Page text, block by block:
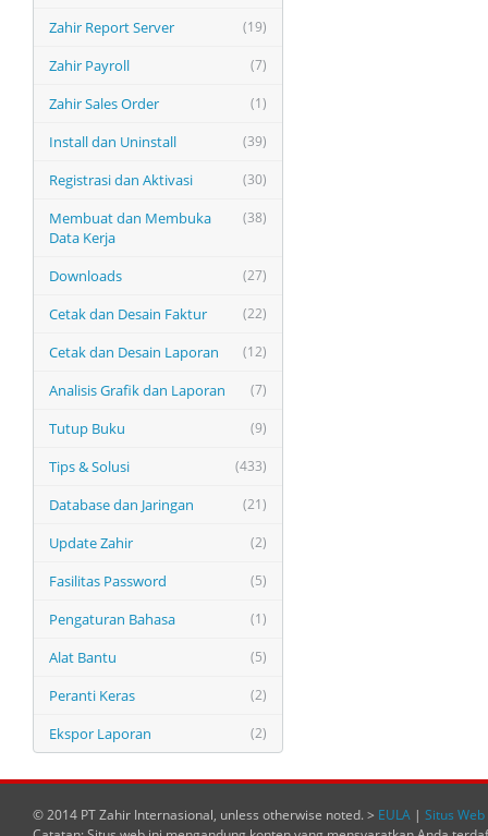
(19)
Zahir Report Server
(7)
Zahir Payroll
(1)
Zahir Sales Order
(39)
Install dan Uninstall
(30)
Registrasi dan Aktivasi
(38)
Membuat dan Membuka
Data Kerja
(27)
Downloads
(22)
Cetak dan Desain Faktur
(12)
Cetak dan Desain Laporan
(7)
Analisis Grafik dan Laporan
(9)
Tutup Buku
(433)
Tips & Solusi
(21)
Database dan Jaringan
(2)
Update Zahir
(5)
Fasilitas Password
(1)
Pengaturan Bahasa
(5)
Alat Bantu
(2)
Peranti Keras
(2)
Ekspor Laporan
© 2014 PT Zahir Internasional, unless otherwise noted. > EULA | Situs